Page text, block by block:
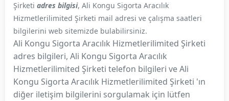
Şirketi adres bilgisi, Ali Kongu Sigorta Aracılık
Hizmetlerilimited Şirketi mail adresi ve çalışma saatleri
bilgilerini web sitemizde bulabilirsiniz.
Ali Kongu Sigorta Aracılık Hizmetlerilimited Şirketi
adres bilgileri, Ali Kongu Sigorta Aracılık
Hizmetlerilimited Şirketi telefon bilgileri ve Ali
Kongu Sigorta Aracılık Hizmetlerilimited Şirketi 'ın
diğer iletişim bilgilerini sorgulamak için lütfen